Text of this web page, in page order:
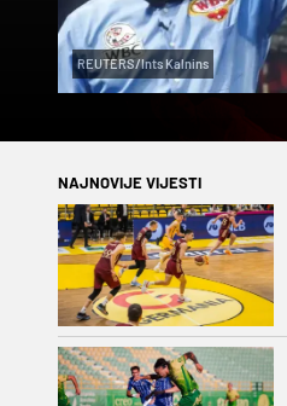
REUTERS/Ints Kalnins
NAJNOVIJE VIJESTI